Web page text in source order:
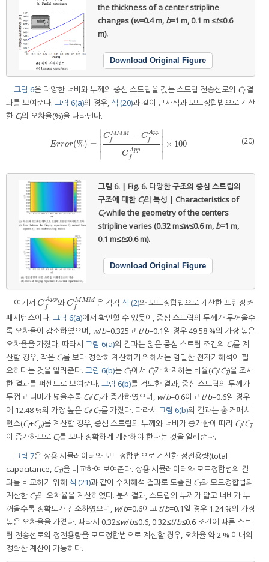
the thickness of a center stripline
changes (w=0.4 m, b=1 m, 0.1 m ≤t≤0.6
m).
Download Original Figure
그림 6은 다양한 너비와 두께의 중심 스트립을 갖는 스트립 전송선로의 Cf결
과를 보여준다. 그림 6(a)의 경우, 식 (20)과 같이 근사식과 모드정합법으로 계산
한 Cf의 오차율(%)을 나타낸다.
Error(%) =
∣
∣
∣
C MMM
f
− C App
f
C App
f
∣
∣
∣ × 100
Error(%)= Cf MMM−CfAppCfApp× 100 (20)
그림 6. | Fig. 6. 다양한 구조의 중심 스트립의
구조에 대한 Cf의 특성 | Characteristics of
Cfwhile the geometry of the centers
stripline varies (0.32 m≤w≤0.6 m, b=1 m,
0.1 m≤t≤0.6 m).
Download Original Figure
여기서 CApp
f
CfApp와CMMM
f
CfMMM 은 각각 식 (2)와 모드정합법으로 계산한 프린징 커
패시턴스이다. 그림 6(a)에서 확인할 수 있듯이, 중심 스트립의 두께가 두꺼울수
록 오차율이 감소하였으며, w/b=0.325고 t/b=0.1일 경우 49.58 %의 가장 높은
오차율을 가졌다. 따라서 그림 6(a)의 결과는 얇은 중심 스트립 조건의 Cf를 계
산할 경우, 작은 Cf를 보다 정확히 계산하기 위해서는 엄밀한 전자기해석이 필
요하다는 것을 알려준다. 그림 6(b)는 CT에서 Cf가 차지하는 비율(Cf/CT)을 조사
한 결과를 퍼센트로 보여준다. 그림 6(b)를 검토한 결과, 중심 스트립의 두께가
두껍고 너비가 넓을수록 Cf/CT가 증가하였으며, w/b=0.6이고 t/b=0.6일 경우
에 12.48 %의 가장 높은 Cf/CT를 가졌다. 따라서 그림 6(b)의 결과는 총 커패시
턴스(Cf+Cp)를 계산할 경우, 중심 스트립의 두께와 너비가 증가함에 따라 Cf/CT
이 증가하므로 Cf를 보다 정확하게 계산해야 한다는 것을 알려준다.
그림 7은 상용 시뮬레이터와 모드정합법으로 계산한 정전용량(total
capacitance, CT)을 비교하여 보여준다. 상용 시뮬레이터와 모드정합법의 결
과를 비교하기 위해 식 (21)과 같이 수치해석 결과로 도출된 CT와 모드정합법의
계산한 CT의 오차율을 계산하였다. 분석결과, 스트립의 두께가 얇고 너비가 두
꺼울수록 정확도가 감소하였으며, w/b=0.6이고 t/b=0.1일 경우 1.24 %의 가장
높은 오차율을 가졌다. 따라서 0.32≤w/b≤0.6, 0.32≤t/b≤0.6 조건에 따른 스트
립 전송선로의 정전용량을 모드정합법으로 계산할 경우, 오차율 약 2 % 이내의
정확한 계산이 가능하다.